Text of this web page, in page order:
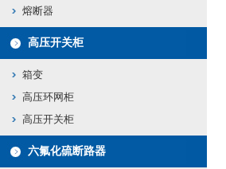
熔断器
高压开关柜
箱变
高压环网柜
高压开关柜
六氟化硫断路器